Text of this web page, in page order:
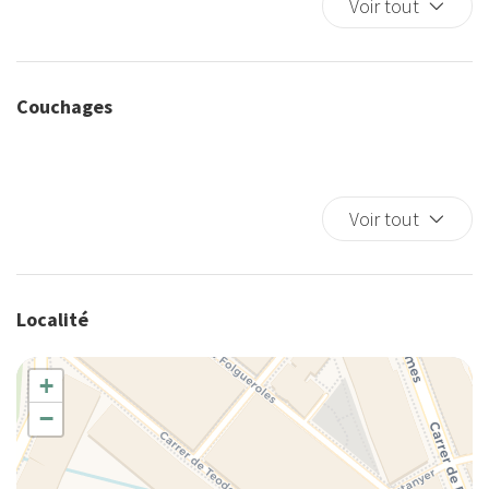
• Caution remboursable de 300 € (remboursée après le départ). Des
paiement choisi.
Cafetière/théière
Casseroles et poêles
Climatiseur autonome
Cuisine
Cuisine complète
Cuisinière
Douche
Eau chaude
Voir tout
Couchages
Voir tout
Localité
+
−